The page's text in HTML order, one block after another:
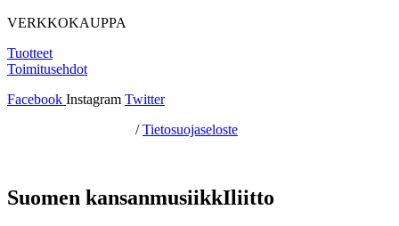
VERKKOKAUPPA
Tuotteet
Toimitusehdot
Facebook Instagram Twitter
/Tietosuojaseloste
Suomen kansanmusiikkIliitto